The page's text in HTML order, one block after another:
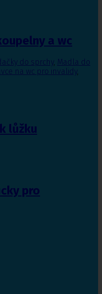
a wc
do sprchy, Madla do
na wc pro invalidy,
lůžku
pro